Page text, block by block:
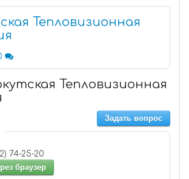
Тепловизионная
Тепловизионная
Задать вопрос
+7 (3952) 74-25-20
браузер